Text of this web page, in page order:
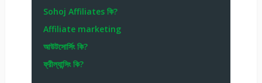
Sohoj Affiliates কি?
Affiliate marketing
আউটসোর্সিং কি?
ফ্রীল্যান্সিং কি?